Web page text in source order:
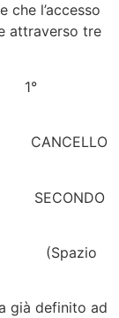
che l’accesso
attraverso tre
1°
CANCELLO
già definito ad